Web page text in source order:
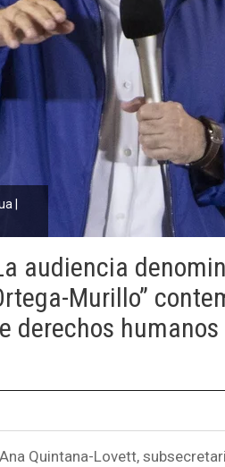
|
audiencia
Murillo”
derechos
Ana Quintana-Lovett,